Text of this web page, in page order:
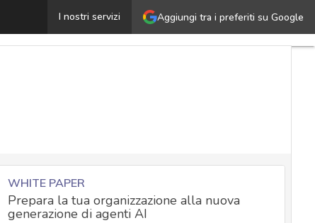
Aggiungi tra i preferiti su Google
I nostri servizi
Diventare Hacker e Penetration Tester: le certificazioni
WHITE PAPER
Prepara la tua organizzazione alla nuova
generazione di agenti AI